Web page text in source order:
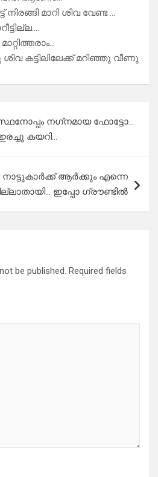
മാറി ശിവ വേണ്ട …
കട്ടിലിലേക്ക് മറിഞ്ഞു വീണു
നഗ്‌നമായ ഫോട്ടോ…
കയറി…
നാട്ടുകാർക്ക് ആർക്കും എന്നെ
ഇപ്പോ ഗ്രൗണ്ടിൽ
be published. Required fields